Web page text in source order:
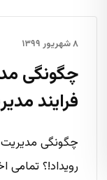
۸ شهریور ۱۳۹۹
چگونگی
فرایند
چگونگی مدیریت
رویداد!؟